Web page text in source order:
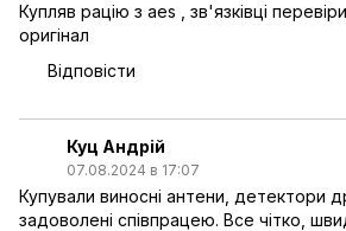
Купляв рацію з aes , зв'язківці
оригінал
Відповісти
Куц Андрій
07.08.2024 в 17:07
Купували виносні антени, детектори
задоволені співпрацею. Все чітко,